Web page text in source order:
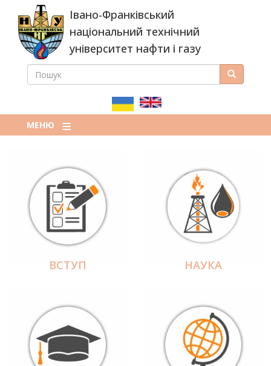
основного
вмісту
Івано-Франківський
національний технічний
університет нафти і газу
ПОШУКОВА
ПОШУК Пошук
МЕНЮ
ВСТУП НАУКА